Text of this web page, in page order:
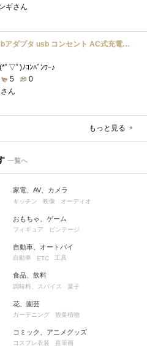
ギさん
UGREEN usbアダプタ usb コンセント AC式充電器 3.1A PSE認証済み 折りたたみ式プラグ 2ポート
(*ﾟ▽ﾟ)ﾉｺﾝﾊﾞﾝﾜｰ♪
5
0
ん
もっと見る
一覧へ
家電、AV、カメラ
キッチン 映像 オーディオ
おもちゃ、ゲーム
フィギュア ビンテージ
自動車、オートバイ
自動車 ETC 工具
食品、飲料
調味料、スパイス 菓子
花、園芸
ガーデニング 観葉植物
コミック、アニメグッズ
コスプレ衣装 直筆画